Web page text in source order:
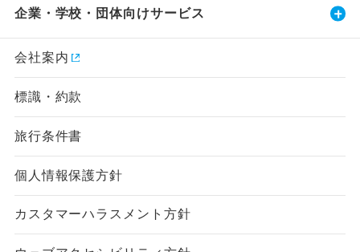
企業・学校・団体向けサービス
会社案内
標識・約款
旅行条件書
個人情報保護方針
カスタマーハラスメント方針